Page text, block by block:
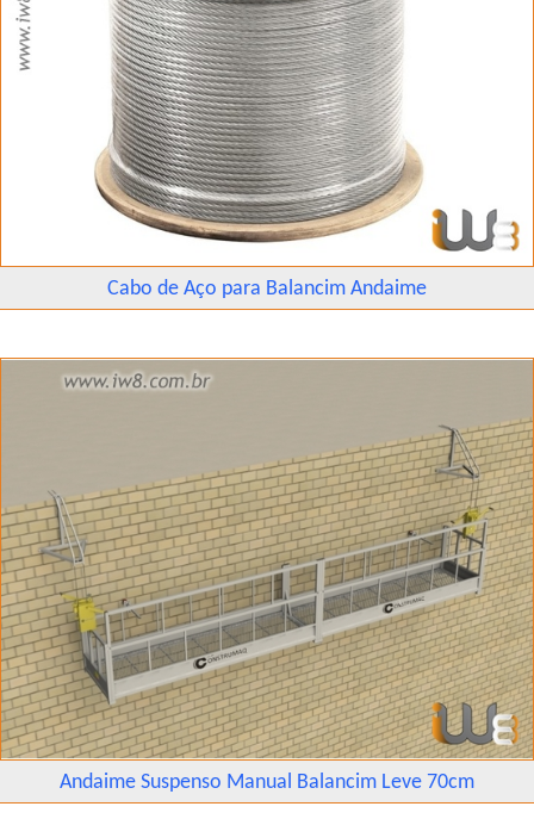
Cabo de Aço para Balancim Andaime
Andaime Suspenso Manual Balancim Leve 70cm